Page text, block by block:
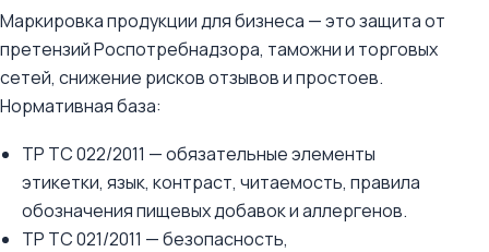
Маркировка продукции для бизнеса — это защита от
претензий Роспотребнадзора, таможни и торговых
сетей, снижение рисков отзывов и простоев.
Нормативная база:
ТР ТС 022/2011 — обязательные элементы
этикетки, язык, контраст, читаемость, правила
обозначения пищевых добавок и аллергенов.
ТР ТС 021/2011 — безопасность,